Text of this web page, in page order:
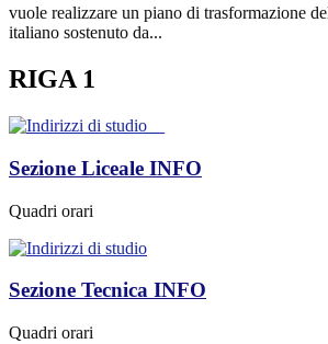
vuole realizzare un piano di trasformazione
italiano sostenuto da...
RIGA 1
Sezione Liceale INFO
Quadri orari
Sezione Tecnica INFO
Quadri orari